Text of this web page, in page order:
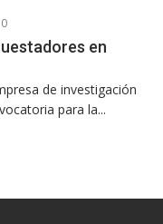
0
en
de investigación
para la...